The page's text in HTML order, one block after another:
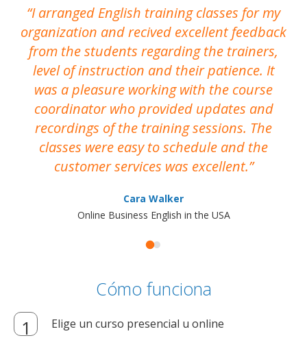
I arranged English training classes for my
organization and recived excellent feedback
from the students regarding the trainers,
level of instruction and their patience. It
was a pleasure working with the course
coordinator who provided updates and
recordings of the training sessions. The
classes were easy to schedule and the
customer services was excellent.
Cara Walker
Online Business English in the USA
Cómo funciona
Elige un curso presencial u online